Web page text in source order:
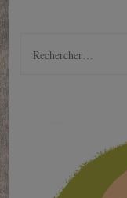
Rechercher :